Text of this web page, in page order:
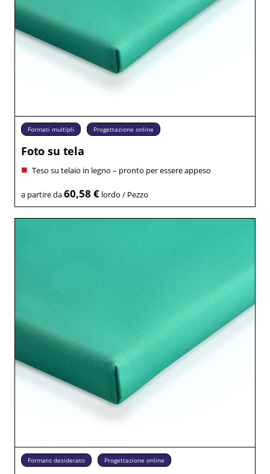
Formati multipli Progettazione online
Foto su tela
Teso su telaio in legno – pronto per essere appeso
a partire da60,58 €lordo / Pezzo
Formato desiderato Progettazione online